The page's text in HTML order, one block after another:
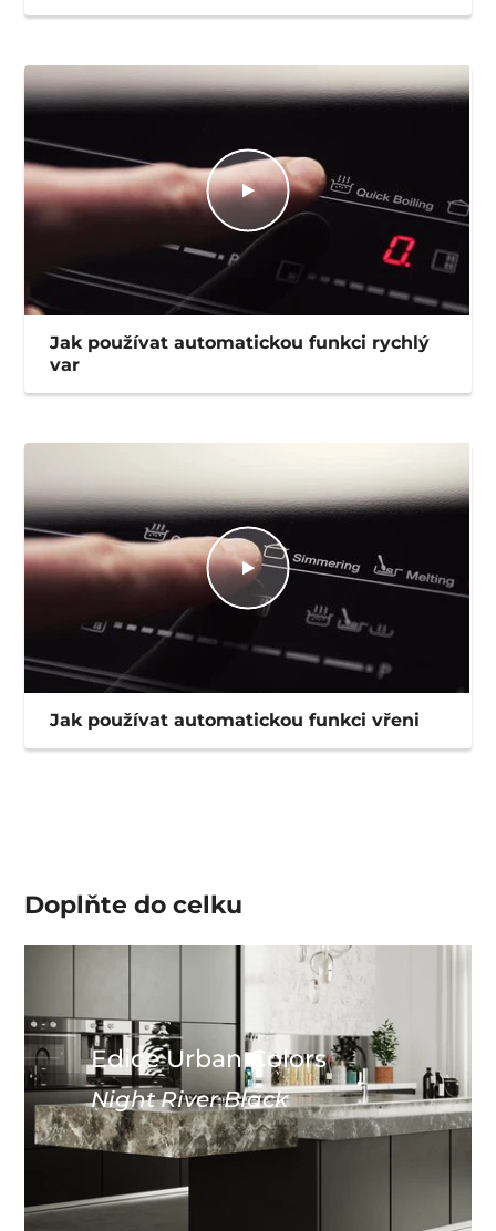
Jak používat automatickou funkci rychlý
var
Jak používat automatickou funkci vřeni
Doplňte docelku
Edice Urban Colors
Night River Black